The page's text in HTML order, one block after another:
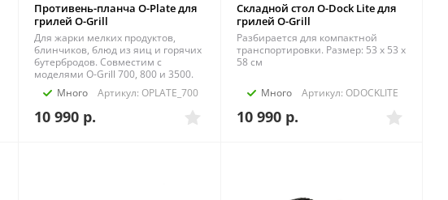
Противень-планча O-Plate для
грилей O-Grill
Для жарки мелких продуктов,
блинчиков, блюд из яиц и горячих
бутербродов. Совместим с
моделями O-Grill 700, 800 и 3500.
Много
Артикул: OPLATE_700
10 990 р.
Складной стол O-Dock Lite для
грилей O-Grill
Разбирается для компактной
транспортировки. Размер: 53 x 53 x
58 см
Много Артикул: ODOCKLITE
10 990р.